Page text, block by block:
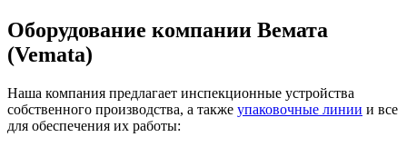
Оборудование компании Вемата
(Vemata)
Наша компания предлагает инспекционные устройства
собственного производства, а также упаковочные линии и все
для обеспечения их работы: